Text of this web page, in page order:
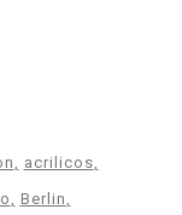
acrilicos
Berlin